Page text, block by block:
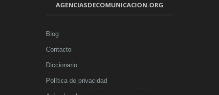
AGENCIASDECOMUNICACION.ORG
Blog
Contacto
Diccionario
Política de privacidad